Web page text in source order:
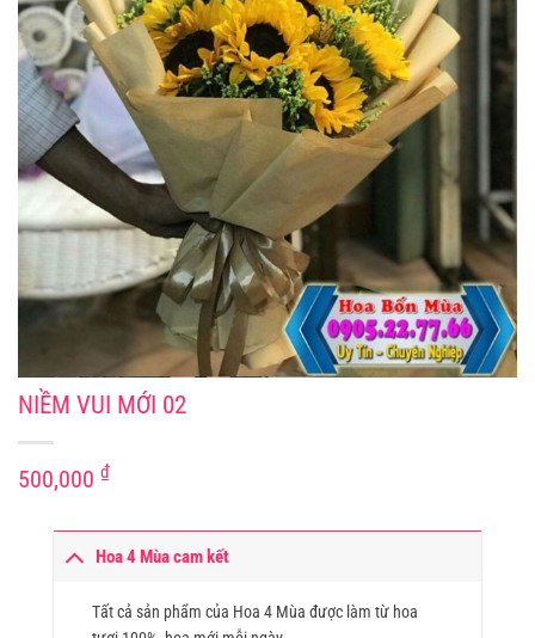
NIỀM VUI MỚI 02
500,000 ₫
Hoa 4 Mùa cam kết
Tất cả sản phẩm của Hoa 4 Mùa được làm từ hoa